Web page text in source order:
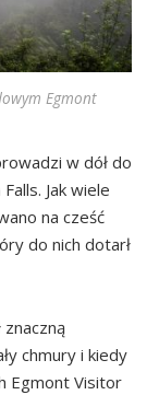
Egmont
w dół do
Jak wiele
na cześć
do nich dotarł
chmury i kiedy
Egmont Visitor